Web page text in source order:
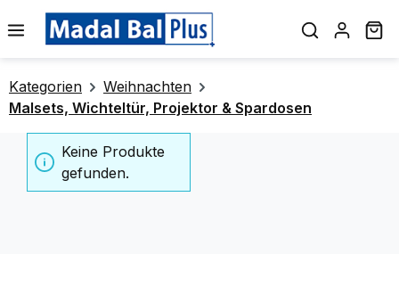
springen
Kategorien
Weihnachten
Malsets, Wichteltür, Projektor & Spardosen
Keine Produkte
gefunden.